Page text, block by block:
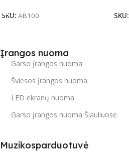
SKU: AB100
SKU:
Įrangos nuoma
Garso įrangos nuoma
Šviesos įrangos nuoma
LED ekranų nuoma
Garso įrangos nuoma Šiauliuose
Muzikosparduotuvė